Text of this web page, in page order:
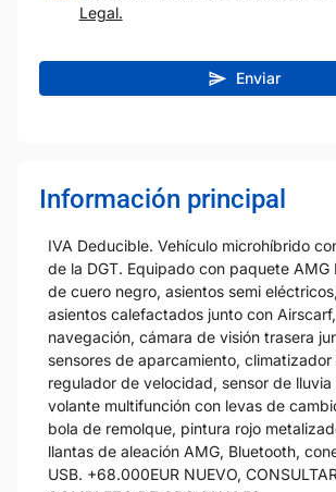
Legal.
Enviar
Información principal
IVA Deducible. Vehículo microhíbrido
de la DGT. Equipado con paquete AMG
de cuero negro, asientos semi
asientos calefactados junto con
navegación, cámara de visión trasera
sensores de aparcamiento, climatizador
regulador de velocidad, sensor de lluvia
volante multifunción con levas de
bola de remolque, pintura rojo
llantas de aleación AMG, Bluetooth,
USB. +68.000EUR NUEVO,